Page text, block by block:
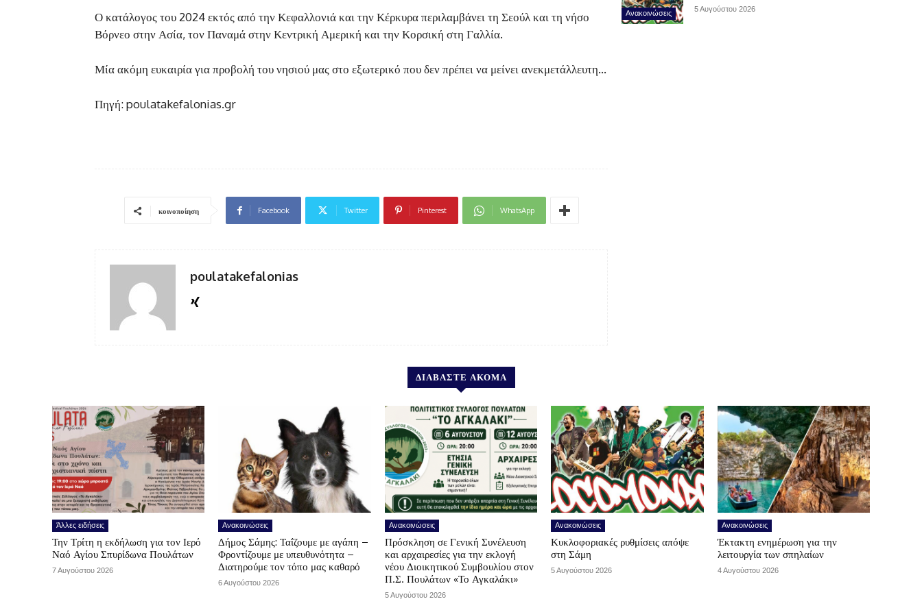
Ο κατάλογος του 2024 εκτός από την Κεφαλλονιά και την Κέρκυρα περιλαμβάνει τη Σεούλ και τη νήσο
Βόρνεο στην Ασία, τον Παναμά στην Κεντρική Αμερική και την Κορσική στη Γαλλία.
Μία ακόμη ευκαιρία για προβολή του νησιού μας στο εξωτερικό που δεν πρέπει να μείνει ανεκμετάλλευτη…
Πηγή: poulatakefalonias.gr
κοινοποίηση Facebook Twitter Pinterest WhatsApp
poulatakefalonias
Ανακοινώσεις 5 Αυγούστου 2026
ΔΙΑΒΑΣΤΕ ΑΚΟΜΑ
Άλλες ειδήσεις
Την Τρίτη η εκδήλωση για τον Ιερό
Ναό Αγίου Σπυρίδωνα Πουλάτων
7 Αυγούστου 2026
Ανακοινώσεις
Δήμος Σάμης: Ταΐζουμε με αγάπη –
Φροντίζουμε με υπευθυνότητα –
Διατηρούμε τον τόπο μας καθαρό
6 Αυγούστου 2026
Ανακοινώσεις
Πρόσκληση σε Γενική Συνέλευση
και αρχαιρεσίες για την εκλογή
νέου Διοικητικού Συμβουλίου στον
Π.Σ. Πουλάτων «Το Αγκαλάκι»
5 Αυγούστου 2026
Ανακοινώσεις
Κυκλοφοριακές ρυθμίσεις απόψε
στη Σάμη
5 Αυγούστου 2026
Ανακοινώσεις
Έκτακτη ενημέρωση για την
λειτουργία των σπηλαίων
4 Αυγούστου 2026